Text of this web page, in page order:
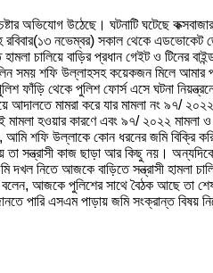
অভিযোগ উঠেছে। ঘটনাটি ঘটেছে
নভেম্বর) সকাল থেকে এডভোকেট
চালিয়ে বাড়ির প্রধান গেইট ও টিনের
শফি উল্লাহসহ কয়েকজন মিলে আমার
ফাঁড়ি থেকে পুলিশ ফোর্স এসে ঘটনা
মামরা করে যার মামলা নং ৯৭/
হওয়ার কারণে এবং ৯৭/ ২০২২ মামলা
শফি উল্লাকে কোন ধরনের জমি বিক্রি
তা সন্ত্রাসী কাজ ছাড়া আর কিছু নয়।
দখল নিতে আজকে বাড়িতে সন্ত্রাসী হামলা
আজকে পুলিশের সাথে বৈঠক আছে তা
পারি এসএম পাড়ায় জমি সংক্রান্ত বিষয়